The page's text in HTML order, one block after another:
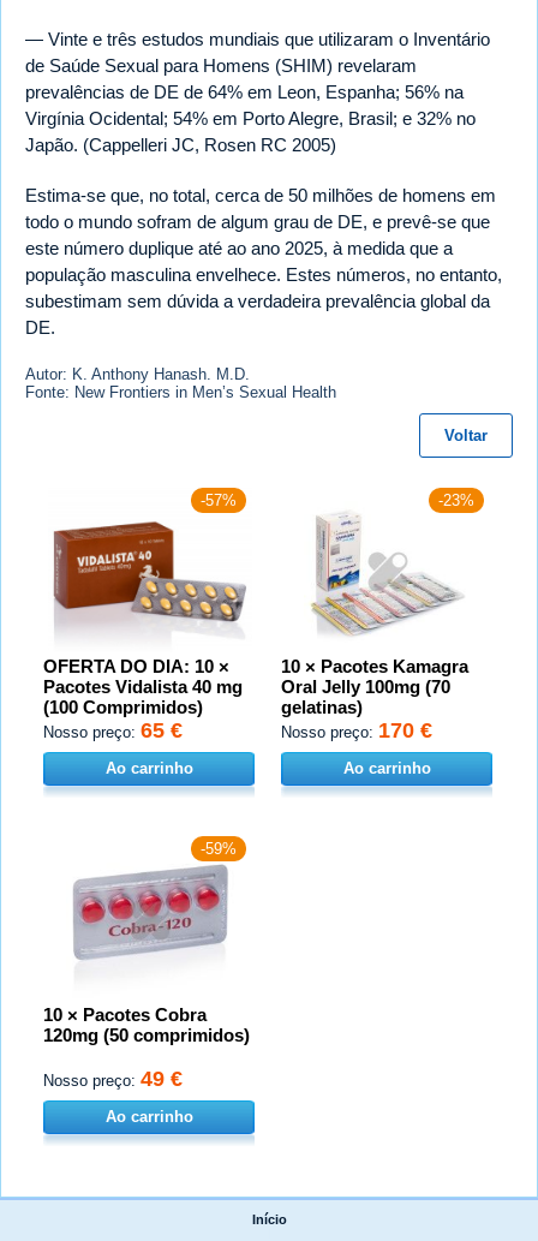
— Vinte e três estudos mundiais que utilizaram o Inventário
de Saúde Sexual para Homens (SHIM) revelaram
prevalências de DE de 64% em Leon, Espanha; 56% na
Virgínia Ocidental; 54% em Porto Alegre, Brasil; e 32% no
Japão. (Cappelleri JC, Rosen RC 2005)
Estima-se que, no total, cerca de 50 milhões de homens em
todo o mundo sofram de algum grau de DE, e prevê-se que
este número duplique até ao ano 2025, à medida que a
população masculina envelhece. Estes números, no entanto,
subestimam sem dúvida a verdadeira prevalência global da
DE.
Autor: K. Anthony Hanash. M.D.
Fonte: New Frontiers in Men’s Sexual Health
Voltar
-57%
OFERTA DO DIA: 10 ×
Pacotes Vidalista 40 mg
(100 Comprimidos)
Nosso preço: 65 €
Ao carrinho
-23%
10 × Pacotes Kamagra
Oral Jelly 100mg (70
gelatinas)
Nosso preço: 170 €
Ao carrinho
-59%
10 × Pacotes Cobra
120mg (50 comprimidos)
Nosso preço: 49 €
Ao carrinho
Início